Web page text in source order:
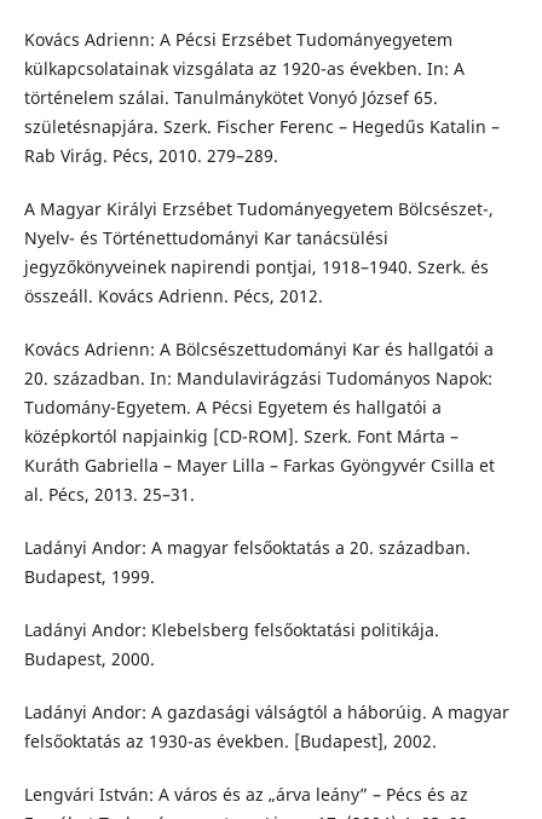
Kovács Adrienn: A Pécsi Erzsébet Tudományegyetem
külkapcsolatainak vizsgálata az 1920-as években. In: A
történelem szálai. Tanulmánykötet Vonyó József 65.
születésnapjára. Szerk. Fischer Ferenc – Hegedűs Katalin –
Rab Virág. Pécs, 2010. 279–289.
A Magyar Királyi Erzsébet Tudományegyetem Bölcsészet-,
Nyelv- és Történettudományi Kar tanácsülési
jegyzőkönyveinek napirendi pontjai, 1918–1940. Szerk. és
összeáll. Kovács Adrienn. Pécs, 2012.
Kovács Adrienn: A Bölcsészettudományi Kar és hallgatói a
20. században. In: Mandulavirágzási Tudományos Napok:
Tudomány-Egyetem. A Pécsi Egyetem és hallgatói a
középkortól napjainkig [CD-ROM]. Szerk. Font Márta –
Kuráth Gabriella – Mayer Lilla – Farkas Gyöngyvér Csilla et
al. Pécs, 2013. 25–31.
Ladányi Andor: A magyar felsőoktatás a 20. században.
Budapest, 1999.
Ladányi Andor: Klebelsberg felsőoktatási politikája.
Budapest, 2000.
Ladányi Andor: A gazdasági válságtól a háborúig. A magyar
felsőoktatás az 1930-as években. [Budapest], 2002.
Lengvári István: A város és az „árva leány” – Pécs és az